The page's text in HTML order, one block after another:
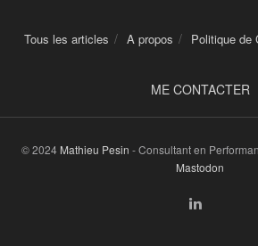
Tous les articles A propos Politique de
ME CONTACTER
© 2024 Mathieu Pesin - Consultant en
Mastodon